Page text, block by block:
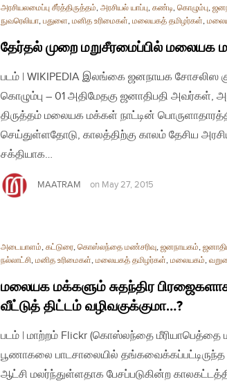
அரசியலமைப்பு சீர்த்திருத்தம், அரசியல் யாப்பு, கண்டி, கொழும்பு,
நுவரெலியா, பதுளை, மனித உரிமைகள், மலையகத் தமிழர்கள்,
தேர்தல் முறை மறுசீரமைப்பில் மலையக
படம் | WIKIPEDIA இலங்கை ஜனநாயக சோசலிஸ
கொழும்பு – 01 அதிமேதகு ஜனாதிபதி அவர்கள்,
திருத்தம் மலையக மக்கள் நாட்டின்
செய்துள்ளதோடு, காலத்திற்கு காலம் தேசிய
சக்தியாக…
MAATRAM on May 27, 2015
அடையாளம், கட்டுரை, கொஸ்லந்தை மண்சரிவு, ஜனநாயகம்,
நல்லாட்சி, மனித உரிமைகள், மலையகத் தமிழர்கள், மலையகம்,
மலையக மக்களும் சுதந்திர
வீட்டுத் திட்டம் வழிவகுக்குமா…?
படம் | மாற்றம் Flickr (கொஸ்லந்தை மீரியாபெத்தை
பூணாகலை பாடசாலையில் தங்கவைக்கப்பட்டிருந்த
ஆட்சி மலர்ந்துள்ளதாக பேசப்படுகின்ற